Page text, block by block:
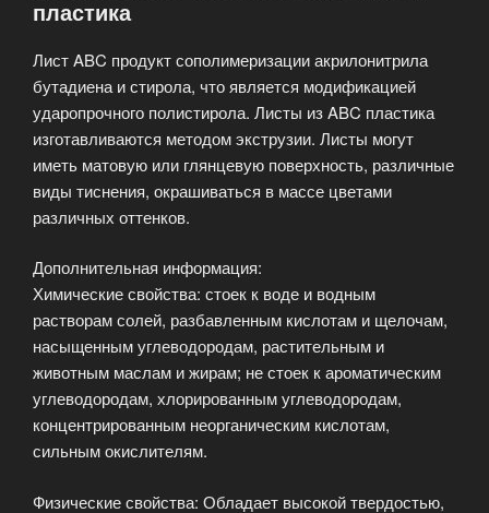
пластика
Лист ABC продукт сополимеризации акрилонитрила
бутадиена и стирола, что является модификацией
ударопрочного полистирола. Листы из ABC пластика
изготавливаются методом экструзии. Листы могут
иметь матовую или глянцевую поверхность, различные
виды тиснения, окрашиваться в массе цветами
различных оттенков.
Дополнительная информация:
Химические свойства: стоек к воде и водным
растворам солей, разбавленным кислотам и щелочам,
насыщенным углеводородам, растительным и
животным маслам и жирам; не стоек к ароматическим
углеводородам, хлорированным углеводородам,
концентрированным неорганическим кислотам,
сильным окислителям.
Физические свойства: Обладает высокой твердостью,